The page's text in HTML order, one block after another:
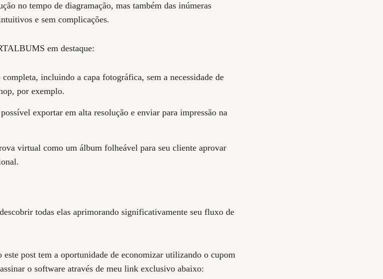
no tempo de diagramação, mas também das inúmeras
e sem complicações.
em destaque:
incluindo a capa fotográfica, sem a necessidade de
por exemplo.
exportar em alta resolução e enviar para impressão na
virtual como um álbum folheável para seu cliente aprovar
todas elas aprimorando significativamente seu fluxo de
este post tem a oportunidade de economizar utilizando o cupom
o software através de meu link exclusivo abaixo: